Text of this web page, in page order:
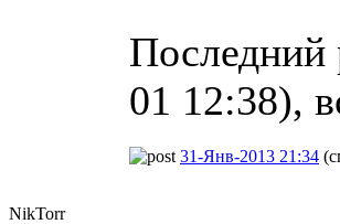
Последний
01 12:38),
NikTorr
31-Янв-2013 21:34